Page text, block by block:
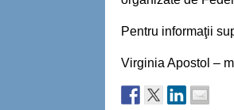
Pentru informaţii
Virginia Apostol –